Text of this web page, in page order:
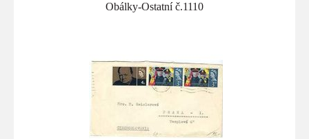
Obálky-Ostatní č.1110